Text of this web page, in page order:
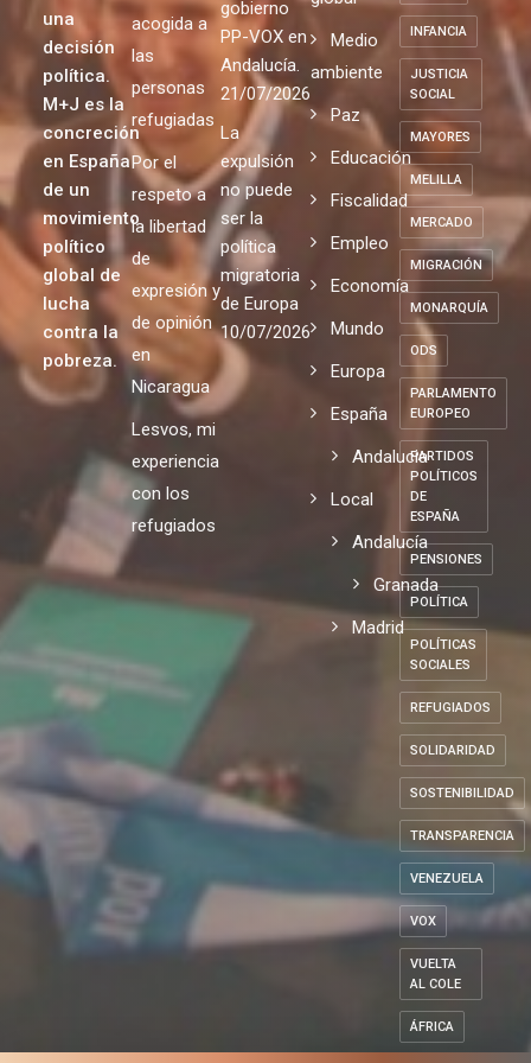
una
decisión
política.
M+J es la
concreción
en España
de un
movimiento
político
global de
lucha
contra la
pobreza.
acogida a
las
personas
refugiadas
Por el
respeto a
la libertad
de
expresión y
de opinión
en
Nicaragua
Lesvos, mi
experiencia
con los
refugiados
gobierno
PP-VOX en
Andalucía.
21/07/2026
La
expulsión
no puede
ser la
política
migratoria
de Europa
10/07/2026
Medio
ambiente
Paz
Educación
Fiscalidad
Empleo
Economía
Mundo
Europa
España
Andalucia
Local
Andalucía
Granada
Madrid
INFANCIA
JUSTICIA
SOCIAL
MAYORES
MELILLA
MERCADO
MIGRACIÓN
MONARQUÍA
ODS
PARLAMENTO
EUROPEO
PARTIDOS
POLÍTICOS
DE
ESPAÑA
PENSIONES
POLÍTICA
POLÍTICAS
SOCIALES
REFUGIADOS
SOLIDARIDAD
SOSTENIBILIDAD
TRANSPARENCIA
VENEZUELA
VOX
VUELTA
AL COLE
ÁFRICA